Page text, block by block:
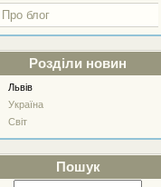
Про блог
Розділи новин
Львів
Україна
Світ
Пошук